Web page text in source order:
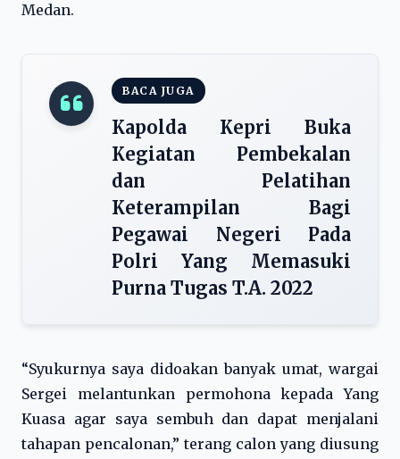
Medan.
BACA JUGA
Kapolda Kepri Buka
Kegiatan Pembekalan
dan Pelatihan
Keterampilan Bagi
Pegawai Negeri Pada
Polri Yang Memasuki
Purna Tugas T.A. 2022
“Syukurnya saya didoakan banyak umat, wargai
Sergei melantunkan permohona kepada Yang
Kuasa agar saya sembuh dan dapat menjalani
tahapan pencalonan,” terang calon yang diusung